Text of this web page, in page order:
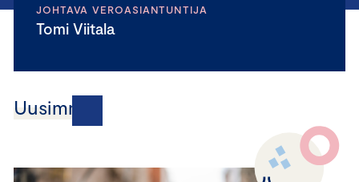
JOHTAVA VEROASIANTUNTIJA
Tomi Viitala
Uusimmat